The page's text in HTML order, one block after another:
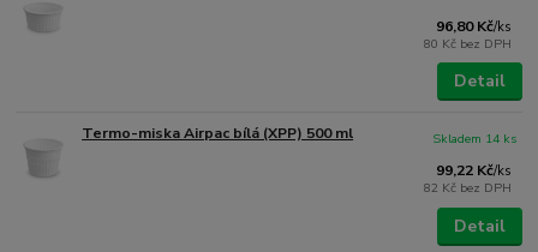
96,80 Kč/ks
80 Kč bez DPH
Detail
Termo-miska Airpac bílá (XPP) 500 ml
99,22 Kč/ks
82 Kč bez DPH
Skladem 14 ks
Detail